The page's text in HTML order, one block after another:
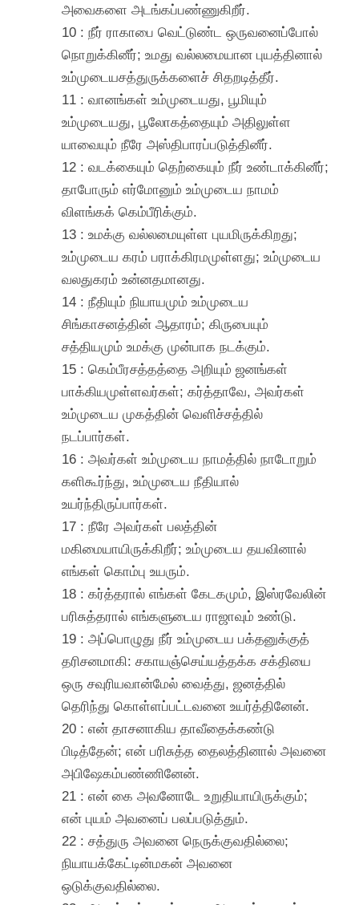
அவைகளை அடங்கப்பண்ணுகிறீர்.
10 : நீர் ராகாபை வெட்டுண்ட ஒருவனைப்போல்
நொறுக்கினீர்; உமது வல்லமையான புயத்தினால்
உம்முடையசத்துருக்களைச் சிதறடித்தீர்.
11 : வானங்கள் உம்முடையது, பூமியும்
உம்முடையது, பூலோகத்தையும் அதிலுள்ள
யாவையும் நீரே அஸ்திபாரப்படுத்தினீர்.
12 : வடக்கையும் தெற்கையும் நீர் உண்டாக்கினீர்;
தாபோரும் எர்மோனும் உம்முடைய நாமம்
விளங்கக் கெம்பீரிக்கும்.
13 : உமக்கு வல்லமையுள்ள புயமிருக்கிறது;
உம்முடைய கரம் பராக்கிரமமுள்ளது; உம்முடைய
வலதுகரம் உன்னதமானது.
14 : நீதியும் நியாயமும் உம்முடைய
சிங்காசனத்தின் ஆதாரம்; கிருபையும்
சத்தியமும் உமக்கு முன்பாக நடக்கும்.
15 : கெம்பீரசத்தத்தை அறியும் ஜனங்கள்
பாக்கியமுள்ளவர்கள்; கர்த்தாவே, அவர்கள்
உம்முடைய முகத்தின் வெளிச்சத்தில்
நடப்பார்கள்.
16 : அவர்கள் உம்முடைய நாமத்தில் நாடோறும்
களிகூர்ந்து, உம்முடைய நீதியால்
உயர்ந்திருப்பார்கள்.
17 : நீரே அவர்கள் பலத்தின்
மகிமையாயிருக்கிறீர்; உம்முடைய தயவினால்
எங்கள் கொம்பு உயரும்.
18 : கர்த்தரால் எங்கள் கேடகமும், இஸ்ரவேலின்
பரிசுத்தரால் எங்களுடைய ராஜாவும் உண்டு.
19 : அப்பொழுது நீர் உம்முடைய பக்தனுக்குத்
தரிசனமாகி: சகாயஞ்செய்யத்தக்க சக்தியை
ஒரு சவுரியவான்மேல் வைத்து, ஜனத்தில்
தெரிந்து கொள்ளப்பட்டவனை உயர்த்தினேன்.
20 : என் தாசனாகிய தாவீதைக்கண்டு
பிடித்தேன்; என் பரிசுத்த தைலத்தினால் அவனை
அபிஷேகம்பண்ணினேன்.
21 : என் கை அவனோடே உறுதியாயிருக்கும்;
என் புயம் அவனைப் பலப்படுத்தும்.
22 : சத்துரு அவனை நெருக்குவதில்லை;
நியாயக்கேட்டின்மகன் அவனை
ஒடுக்குவதில்லை.